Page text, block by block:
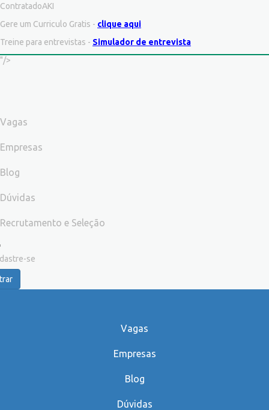
ContratadoAKI
Gere um Curriculo Gratis - clique aqui
Treine para entrevistas - Simulador de entrevista
"/>
Vagas
Empresas
Blog
Dúvidas
Recrutamento e Seleção
se
Vagas
Empresas
Blog
Dúvidas